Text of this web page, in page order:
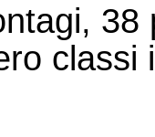
38
classi